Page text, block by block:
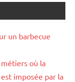
un barbecue
où la
imposée par la